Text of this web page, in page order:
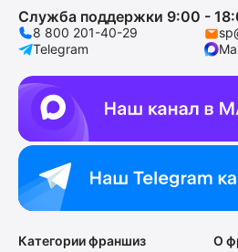
Служба поддержки 9:00 -
8 800 201-40-29
Telegram
Категории франшиз
О